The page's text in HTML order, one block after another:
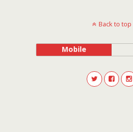
Back to top
Mobile